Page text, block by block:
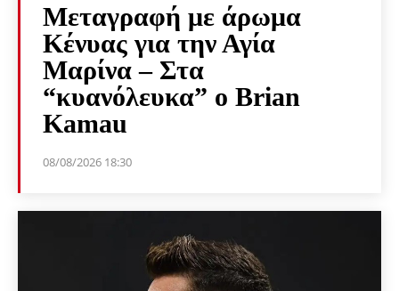
Μεταγραφή με άρωμα
Κένυας για την Αγία
Μαρίνα – Στα
“κυανόλευκα” ο Brian
Kamau
08/08/2026 18:30